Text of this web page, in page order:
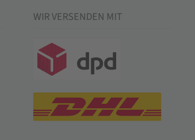
WIR VERSENDEN MIT